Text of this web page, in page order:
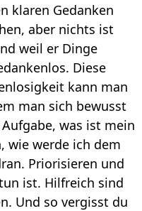
klaren Gedanken
aber nichts ist
weil er Dinge
Diese
kann man
man sich bewusst
was ist mein
wie werde ich dem
Priorisieren und
ist. Hilfreich sind
Und so vergisst du